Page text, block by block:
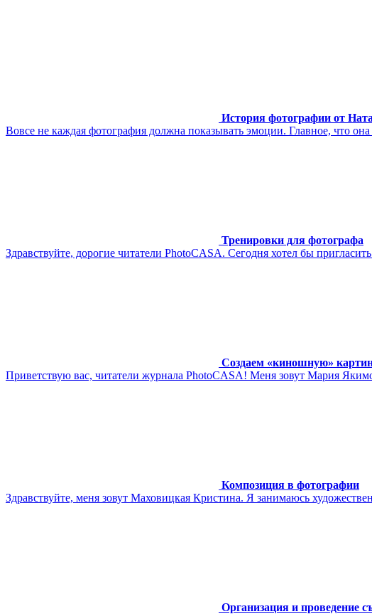
История фотографии от
Вовсе не каждая фотография должна показывать эмоции. Главное, что
Тренировки для фотографа
Здравствуйте, дорогие читатели PhotoCASA. Сегодня хотел бы
Создаем «киношную»
Приветствую вас, читатели журнала PhotoCASA! Меня зовут Мария
Композиция в фотографии
Здравствуйте, меня зовут Маховицкая Кристина. Я занимаюсь
Организация и проведение